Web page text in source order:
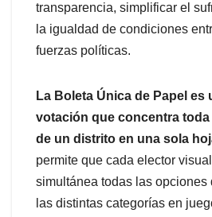
transparencia, simplificar el
la igualdad de condiciones
fuerzas políticas.
La Boleta Única de Papel
votación que concentra toda
de un distrito en una sola
permite que cada elector
simultánea todas las opciones
las distintas categorías en